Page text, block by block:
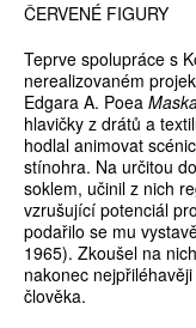
ČERVENÉ FIGURY
Teprve spolupráce s
nerealizovaném
Edgara A. Poea
hlavičky z drátů a
hodlal animovat
stínohra. Na určitou
soklem, učinil z nich
vzrušující potenciál
podařilo se mu
1965). Zkoušel na
nakonec
člověka.